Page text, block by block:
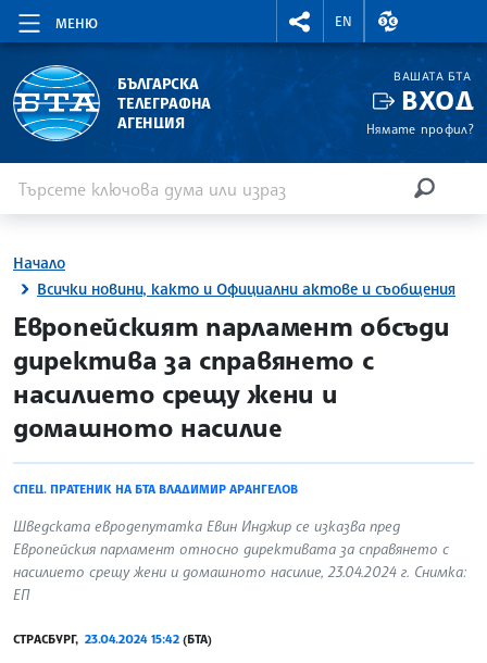
МЕНЮ
RIGHTMENU.SOCIAL
EN
ВАЛУТНИ
БЪЛГАРСКА
ТЕЛЕГРАФНА
АГЕНЦИЯ
ВАШАТА БТА
ВХОД
Нямате профил?
Начало
Всички новини, както и Официални актове и съобщения
site.bta
Европейският парламент обсъди
директива за справянето с
насилието срещу жени и
домашното насилие
СПЕЦ. ПРАТЕНИК НА БТА ВЛАДИМИР АРАНГЕЛОВ
Шведската евродепутатка Евин Инджир се изказва пред
Европейския парламент относно директивата за справянето с
насилието срещу жени и домашното насилие, 23.04.2024 г. Снимка:
ЕП
СТРАСБУРГ, 23.04.2024 15:42 (БТА)